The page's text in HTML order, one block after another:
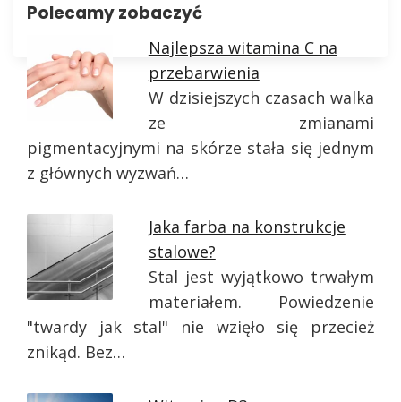
Polecamy zobaczyć
Najlepsza witamina C na
przebarwienia
W dzisiejszych czasach walka
ze zmianami
pigmentacyjnymi na skórze stała się jednym
z głównych wyzwań…
Jaka farba na konstrukcje
stalowe?
Stal jest wyjątkowo trwałym
materiałem. Powiedzenie
"twardy jak stal" nie wzięło się przecież
znikąd. Bez…